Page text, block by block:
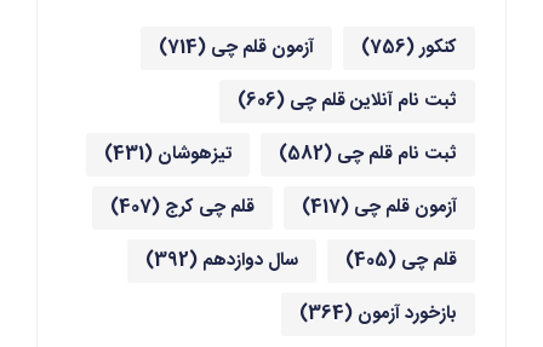
کنکور(756) آزمون قلم چی (714)
ثبت نام آنلاین قلم چی (606)
ثبت نام قلم چی (582) تیزهوشان(431)
آزمون قلم چی (417) قلم چی کرج (407)
قلم چی (405) سال دوازدهم(392)
بازخورد آزمون(364)